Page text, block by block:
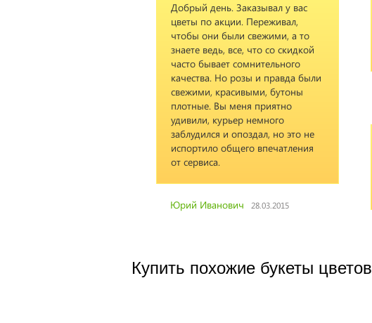
Добрый день. Заказывал у вас
цветы по акции. Переживал,
чтобы они были свежими, а то
знаете ведь, все, что со скидкой
часто бывает сомнительного
качества. Но розы и правда были
свежими, красивыми, бутоны
плотные. Вы меня приятно
удивили, курьер немного
заблудился и опоздал, но это не
испортило общего впечатления
от сервиса.
Юрий Иванович 28.03.2015
Купить похожие букеты цветов